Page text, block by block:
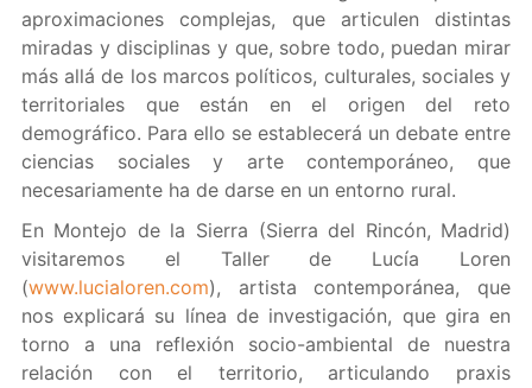
aproximaciones complejas, que articulen distintas
miradas y disciplinas y que, sobre todo, puedan mirar
más allá de los marcos políticos, culturales, sociales y
territoriales que están en el origen del reto
demográfico. Para ello se establecerá un debate entre
ciencias sociales y arte contemporáneo, que
necesariamente ha de darse en un entorno rural.
En Montejo de la Sierra (Sierra del Rincón, Madrid)
visitaremos el Taller de Lucía Loren
(www.lucialoren.com), artista contemporánea, que
nos explicará su línea de investigación, que gira en
torno a una reflexión socio-ambiental de nuestra
relación con el territorio, articulando praxis